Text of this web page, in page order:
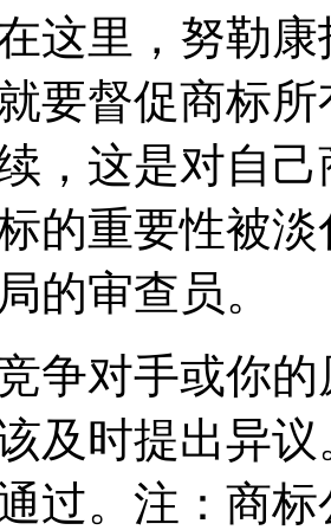
这里，努勒
要督促商标
，这是对自
的重要性被
的审查员。
争对手或你
及时提出异
过。注：商